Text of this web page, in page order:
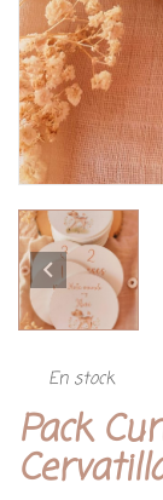
En stock
Pack